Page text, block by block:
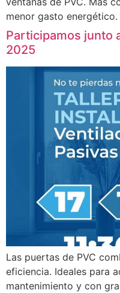
menor gasto energético.
Participamos junto
2025
Las puertas de PVC
eficiencia. Ideales para
mantenimiento y con